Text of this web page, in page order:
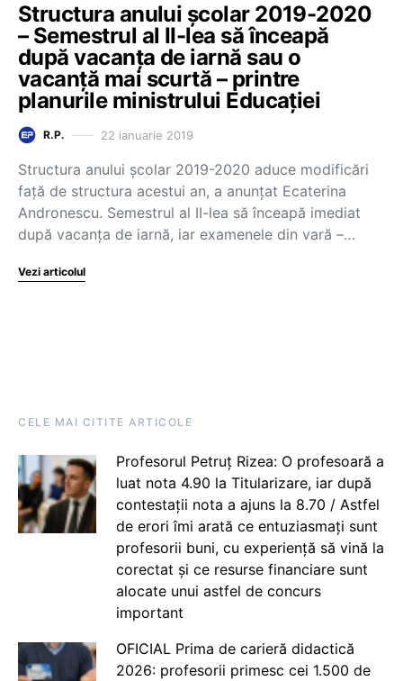
Structura anului școlar 2019-2020
– Semestrul al II-lea să înceapă
după vacanța de iarnă sau o
vacanță mai scurtă – printre
planurile ministrului Educației
R.P. 22 ianuarie 2019
Structura anului școlar 2019-2020 aduce modificări
față de structura acestui an, a anunțat Ecaterina
Andronescu. Semestrul al II-lea să înceapă imediat
după vacanța de iarnă, iar examenele din vară –…
Vezi articolul
CELE MAI CITITE ARTICOLE
Profesorul Petruț Rizea: O profesoară a
luat nota 4.90 la Titularizare, iar după
contestații nota a ajuns la 8.70 / Astfel
de erori îmi arată ce entuziasmați sunt
profesorii buni, cu experiență să vină la
corectat și ce resurse financiare sunt
alocate unui astfel de concurs
important
OFICIAL Prima de carieră didactică
2026: profesorii primesc cei 1.500 de